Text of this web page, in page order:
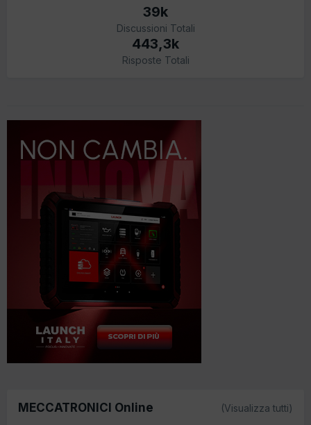
39k
Discussioni Totali
443,3k
Risposte Totali
MECCATRONICI Online (Visualizza tutti)